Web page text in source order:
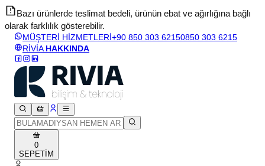
Bazı ürünlerde teslimat bedeli, ürünün ebat ve ağırlığına bağlı
olarak farklılık gösterebilir.
MÜŞTERİ HİZMETLERİ+90 850 303 62150850 303 6215
RİVİA HAKKINDA
0
SEPETİM